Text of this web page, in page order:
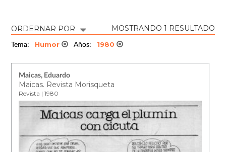
ORDERNAR POR MOSTRANDO 1 RESULTADO
Tema: Humor Años: 1980
Maicas, Eduardo
Maicas. Revista Morisqueta
Revista | 1980